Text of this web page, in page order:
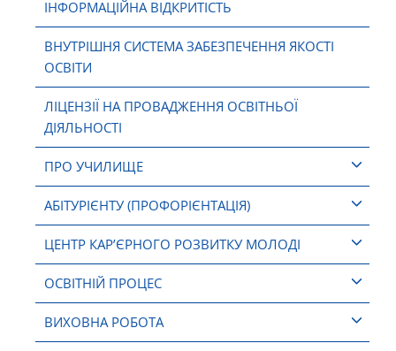
ІНФОРМАЦІЙНА ВІДКРИТІСТЬ
ВНУТРІШНЯ СИСТЕМА ЗАБЕЗПЕЧЕННЯ ЯКОСТІ
ОСВІТИ
ЛІЦЕНЗІЇ НА ПРОВАДЖЕННЯ ОСВІТНЬОЇ
ДІЯЛЬНОСТІ
ПРО УЧИЛИЩЕ
АБІТУРІЄНТУ (ПРОФОРІЄНТАЦІЯ)
ЦЕНТР КАР’ЄРНОГО РОЗВИТКУ МОЛОДІ
ОСВІТНІЙ ПРОЦЕС
ВИХОВНА РОБОТА